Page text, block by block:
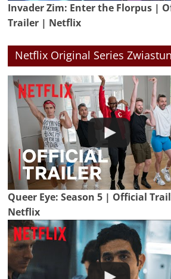
Invader Zim: Enter the Florpus |
Trailer | Netflix
Netflix Original Series
Queer Eye: Season 5 | Official
Netflix